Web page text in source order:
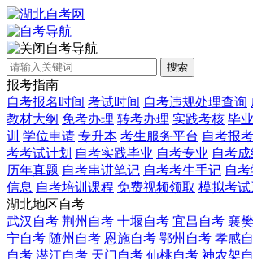
自考导航
搜索
报考指南
自考报名时间 考试时间 自考违规处理查询
教材大纲 免考办理 转考办理 实践考核 毕
训 学位申请 专升本 考生服务平台 自考报
考考试计划 自考实践毕业 自考专业 自考
历年真题 自考串讲笔记 自考考生手记 自
信息 自考培训课程 免费视频领取 模拟考
湖北地区自考
武汉自考 荆州自考 十堰自考 宜昌自考 襄
宁自考 随州自考 恩施自考 鄂州自考 孝感
自考 潜江自考 天门自考 仙桃自考 神农架